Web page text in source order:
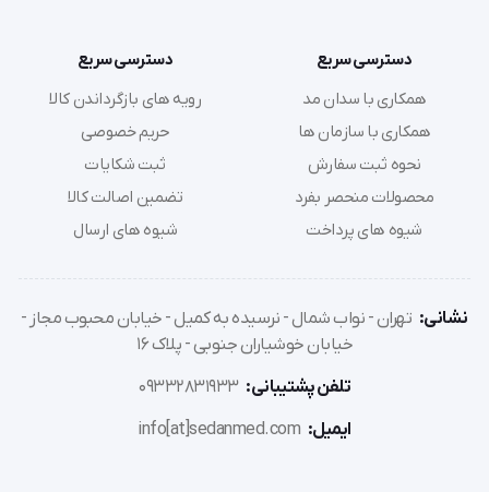
دسترسی سریع
همکاری با سدان مد
همکاری با سازمان ها
نحوه ثبت سفارش
محصولات منحصر بفرد
شیوه های پرداخت
دسترسی سریع
رویه های بازگرداندن کالا
حریم خصوصی
ثبت شکایات
تضمین اصالت کالا
شیوه های ارسال
نشانی: تهران - نواب شمال - نرسیده به کمیل - خیابان محبوب مجاز -
خیابان خوشیاران جنوبی - پلاک 16
تلفن پشتیبانی: 09332831933
ایمیل: info[at]sedanmed.com